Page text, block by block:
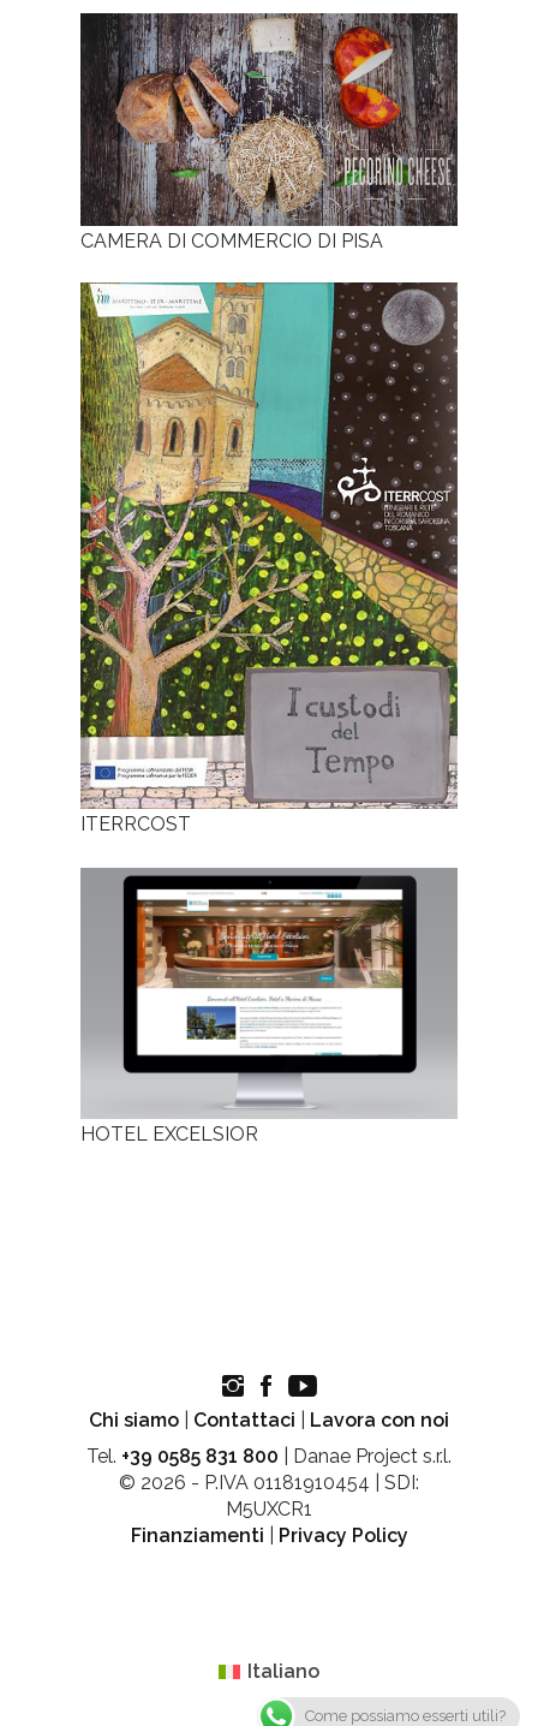
CAMERA DI COMMERCIO DI PISA
ITERRCOST
HOTEL EXCELSIOR
Chi siamo Contattaci
Lavora con noi
Tel. +39 0585 831 800 | Danae Project s.r.l.
© 2026 - P.IVA 01181910454 | SDI:
M5UXCR1
Finanziamenti
Privacy Policy
Come possiamo esserti utili?
Italiano